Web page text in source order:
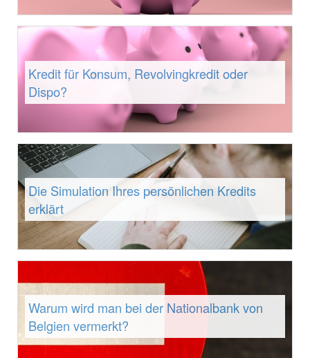
Kredit für Konsum, Revolvingkredit oder
Dispo?
Die Simulation Ihres persönlichen Kredits
erklärt
Warum wird man bei der Nationalbank von
Belgien vermerkt?